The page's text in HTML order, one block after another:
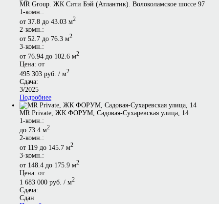
MR Group. ЖК Сити Бэй (Атлантик). Волоколамское шоссе 97
1-комн.:
от 37.8 до 43.03 м2
2-комн.:
от 52.7 до 76.3 м2
3-комн.:
от 76.94 до 102.6 м2
Цена: от
495 303 руб. / м2
Сдача:
3/2025
Подробнее
MR Private, ЖК ФОРУМ, Садовая-Сухаревская улица, 14
1-комн.:
до 73.4 м2
2-комн.:
от 119 до 145.7 м2
3-комн.:
от 148.4 до 175.9 м2
Цена: от
1 683 000 руб. / м2
Сдача:
Сдан